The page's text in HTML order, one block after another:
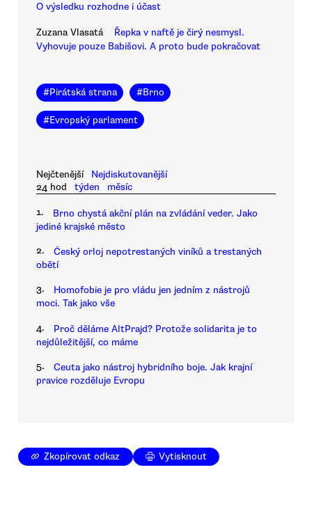
O výsledku rozhodne i účast
Zuzana Vlasatá
Řepka v naftě je čirý nesmysl.
Vyhovuje pouze Babišovi. A proto bude pokračovat
#Pirátská strana #Brno
#Evropský parlament
Nejčtenější
Nejdiskutovanější
24 hod
týden měsíc
1.
Brno chystá akční plán na zvládání veder. Jako
jediné krajské město
2.
Český orloj nepotrestaných viníků a trestaných
obětí
3.
Homofobie je pro vládu jen jedním z nástrojů
moci. Tak jako vše
4.
Proč děláme AltPrajd? Protože solidarita je to
nejdůležitější, co máme
5.
Ceuta jako nástroj hybridního boje. Jak krajní
pravice rozděluje Evropu
Zkopírovat odkaz Vytisknout